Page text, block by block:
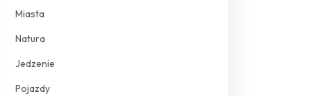
Miasta
Natura
Jedzenie
Pojazdy